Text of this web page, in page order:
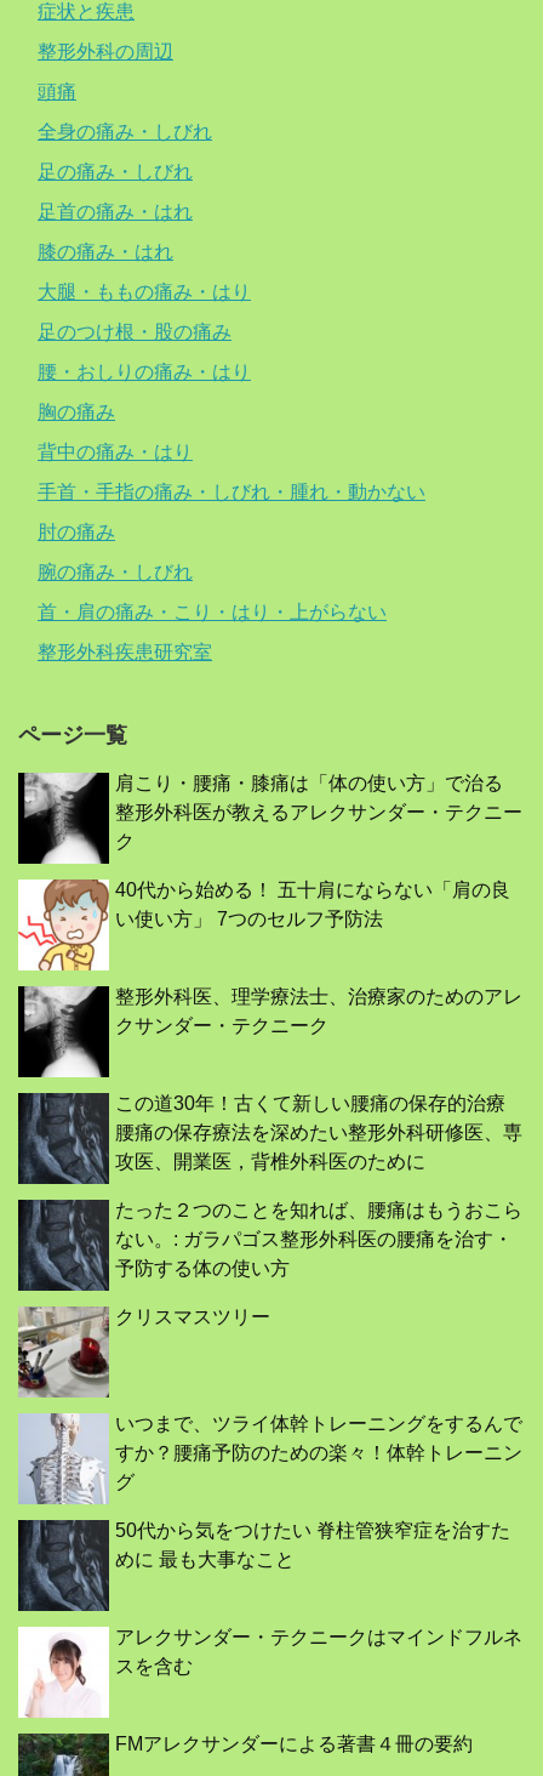
症状と疾患
整形外科の周辺
頭痛
全身の痛み・しびれ
足の痛み・しびれ
足首の痛み・はれ
膝の痛み・はれ
大腿・ももの痛み・はり
足のつけ根・股の痛み
腰・おしりの痛み・はり
胸の痛み
背中の痛み・はり
手首・手指の痛み・しびれ・腫れ・動かない
肘の痛み
腕の痛み・しびれ
首・肩の痛み・こり・はり・上がらない
整形外科疾患研究室
ページ一覧
肩こり・腰痛・膝痛は「体の使い方」で治る
整形外科医が教えるアレクサンダー・テクニー
ク
40代から始める！ 五十肩にならない「肩の良
い使い方」 7つのセルフ予防法
整形外科医、理学療法士、治療家のためのアレ
クサンダー・テクニーク
この道30年！古くて新しい腰痛の保存的治療
腰痛の保存療法を深めたい整形外科研修医、専
攻医、開業医，背椎外科医のために
たった２つのことを知れば、腰痛はもうおこら
ない。: ガラパゴス整形外科医の腰痛を治す・
予防する体の使い方
クリスマスツリー
いつまで、ツライ体幹トレーニングをするんで
すか？腰痛予防のための楽々！体幹トレーニン
グ
50代から気をつけたい 脊柱管狭窄症を治すた
めに 最も大事なこと
アレクサンダー・テクニークはマインドフルネ
スを含む
FMアレクサンダーによる著書４冊の要約